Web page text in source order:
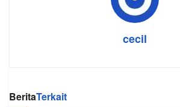
cecil
BeritaTerkait